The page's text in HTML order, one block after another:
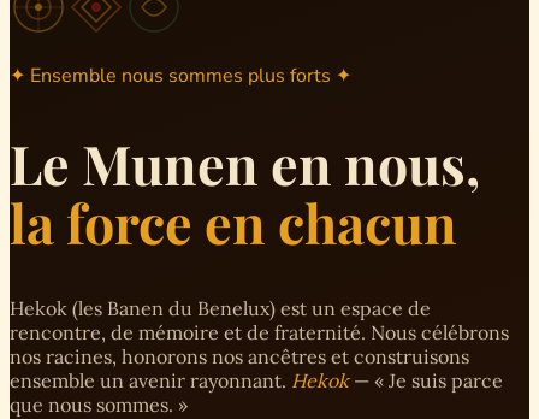
✦ Ensemble nous sommes plus forts ✦
Le Munen en nous,
la force en chacun
Hekok (les Banen du Benelux) est un espace de
rencontre, de mémoire et de fraternité. Nous célébrons
nos racines, honorons nos ancêtres et construisons
ensemble un avenir rayonnant. Hekok— « Je suis parce
que nous sommes. »